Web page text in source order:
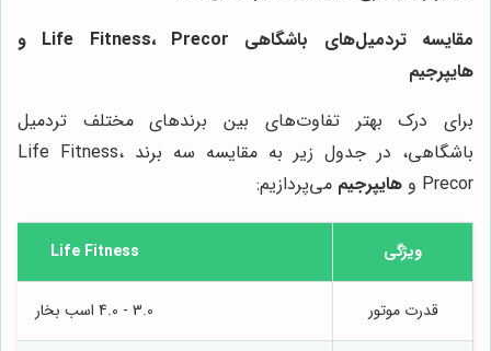
مقایسه تردمیل‌های باشگاهی Life Fitness، Precor و
هایپرجیم
برای درک بهتر تفاوت‌های بین برندهای مختلف تردمیل
باشگاهی، در جدول زیر به مقایسه سه برند Life Fitness،
Precor و
هایپرجیم می‌پردازیم:
ویژگی Life Fitness
قدرت موتور 3.0 - 4.0 اسب بخار